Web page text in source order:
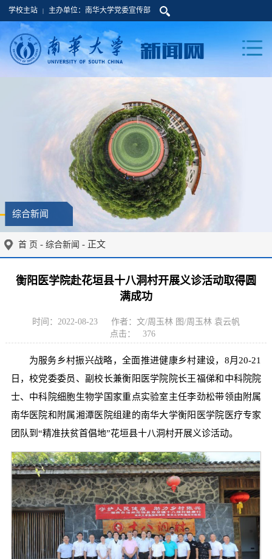
学校主站 | 主办单位：南华大学党委宣传部
综合新闻
首 页 - 综合新闻 - 正文
衡阳医学院赴花垣县十八洞村开展义诊活动取得圆
满成功
时间：2022-08-23
作者：文/周玉林 图/周玉林 袁云帆
点击：
376
为服务乡村振兴战略，全面推进健康乡村建设，8月20-21
日，校党委委员、副校长兼衡阳医学院院长王福俤和中科院院
士、中科院细胞生物学国家重点实验室主任李劲松带领由附属
南华医院和附属湘潭医院组建的南华大学衡阳医学院医疗专家
团队到“精准扶贫首倡地”花垣县十八洞村开展义诊活动。